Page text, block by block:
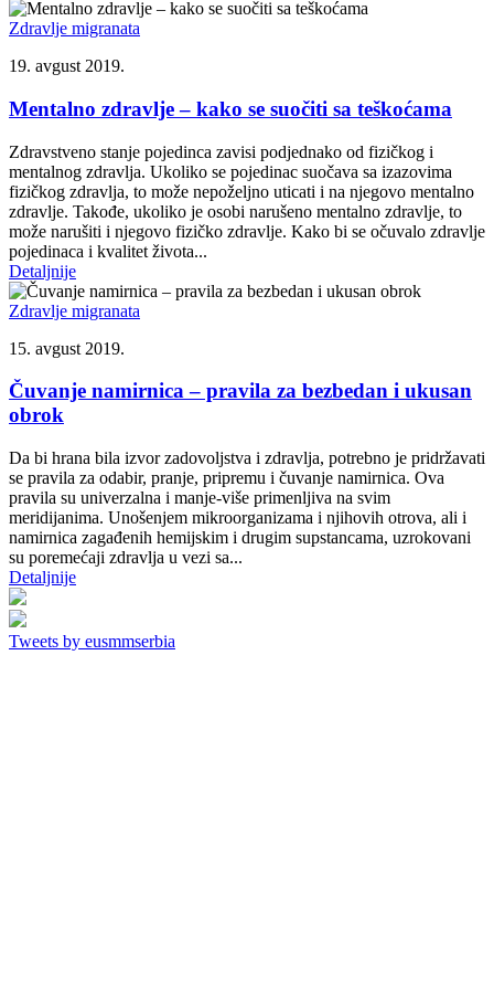
Zdravlje migranata
19. avgust 2019.
Mentalno zdravlje – kako se suočiti sa teškoćama
Zdravstveno stanje pojedinca zavisi podjednako od fizičkog i
mentalnog zdravlja. Ukoliko se pojedinac suočava sa izazovima
fizičkog zdravlja, to može nepoželjno uticati i na njegovo mentalno
zdravlje. Takođe, ukoliko je osobi narušeno mentalno zdravlje, to
može narušiti i njegovo fizičko zdravlje. Kako bi se očuvalo zdravlje
pojedinaca i kvalitet života...
Detaljnije
Zdravlje migranata
15. avgust 2019.
Čuvanje namirnica ‒ pravila za bezbedan i ukusan
obrok
Da bi hrana bila izvor zadovoljstva i zdravlja, potrebno je pridržavati
se pravila za odabir, pranje, pripremu i čuvanje namirnica. Ova
pravila su univerzalna i manje-više primenljiva na svim
meridijanima. Unošenjem mikroorganizama i njihovih otrova, ali i
namirnica zagađenih hemijskim i drugim supstancama, uzrokovani
su poremećaji zdravlja u vezi sa...
Detaljnije
Tweets by eusmmserbia